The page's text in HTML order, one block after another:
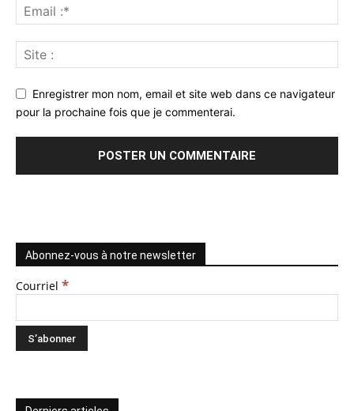
Enregistrer mon nom, email et site web dans ce navigateur
pour la prochaine fois que je commenterai.
Abonnez-vous à notre newsletter
Courriel *